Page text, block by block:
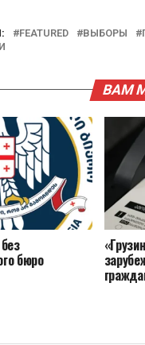
FEATURED ВЫБОРЫ
ВАМ
бюро